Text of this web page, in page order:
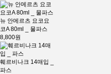
뉴 안메르츠 요코요
코A 80ml _ 물파스
8,800원
훼르비나크 14매입 _
파스